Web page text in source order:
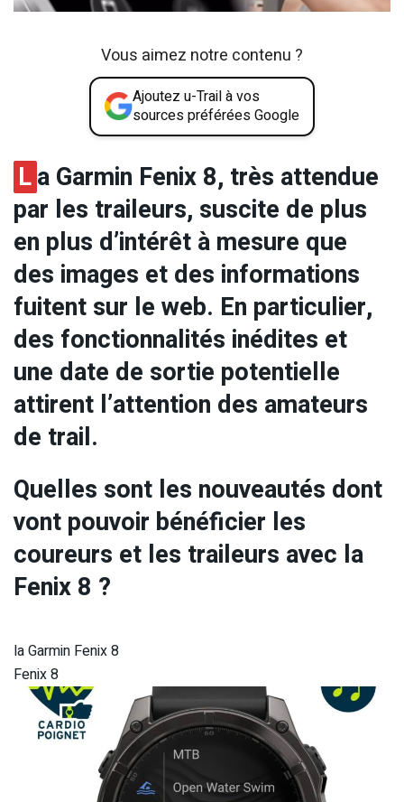
Vous aimez notre contenu ?
Ajoutez u-Trail à vos
sources préférées Google
La Garmin Fenix 8, très attendue
par les traileurs, suscite de plus
en plus d’intérêt à mesure que
des images et des informations
fuitent sur le web. En particulier,
des fonctionnalités inédites et
une date de sortie potentielle
attirent l’attention des amateurs
de trail.
Quelles sont les nouveautés dont
vont pouvoir bénéficier les
coureurs et les traileurs avec la
Fenix 8 ?
la Garmin Fenix 8
Fenix 8